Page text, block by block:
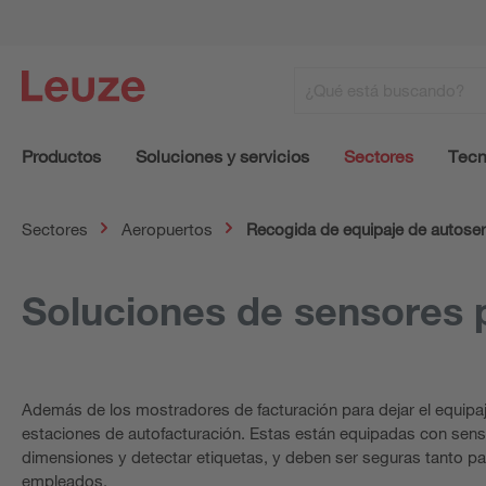
Productos Soluciones y servicios Sectores
Sectores Aeropuertos Recogida de equipaje de
Soluciones de
Además de los mostradores de facturación para dejar el
estaciones de autofacturación. Estas están equipadas con
dimensiones y detectar etiquetas, y deben ser seguras tanto
empleados.